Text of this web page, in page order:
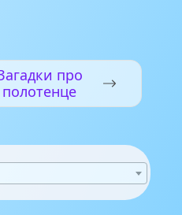
про
полотенце